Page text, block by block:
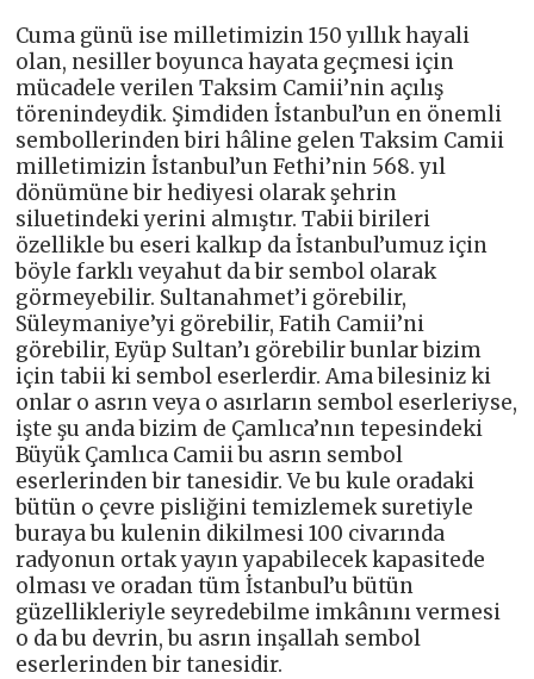
Cuma günü ise milletimizin 150 yıllık hayali
olan, nesiller boyunca hayata geçmesi için
mücadele verilen Taksim Camii’nin açılış
törenindeydik. Şimdiden İstanbul’un en önemli
sembollerinden biri hâline gelen Taksim Camii
milletimizin İstanbul’un Fethi’nin 568. yıl
dönümüne bir hediyesi olarak şehrin
siluetindeki yerini almıştır. Tabii birileri
özellikle bu eseri kalkıp da İstanbul’umuz için
böyle farklı veyahut da bir sembol olarak
görmeyebilir. Sultanahmet’i görebilir,
Süleymaniye’yi görebilir, Fatih Camii’ni
görebilir, Eyüp Sultan’ı görebilir bunlar bizim
için tabii ki sembol eserlerdir. Ama bilesiniz ki
onlar o asrın veya o asırların sembol eserleriyse,
işte şu anda bizim de Çamlıca’nın tepesindeki
Büyük Çamlıca Camii bu asrın sembol
eserlerinden bir tanesidir. Ve bu kule oradaki
bütün o çevre pisliğini temizlemek suretiyle
buraya bu kulenin dikilmesi 100 civarında
radyonun ortak yayın yapabilecek kapasitede
olması ve oradan tüm İstanbul’u bütün
güzellikleriyle seyredebilme imkânını vermesi
o da bu devrin, bu asrın inşallah sembol
eserlerinden bir tanesidir.